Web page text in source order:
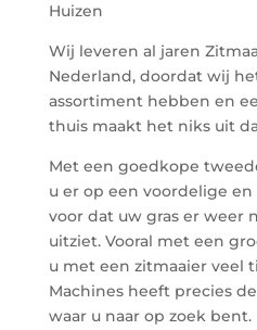
Huizen
Wij leveren al jaren
Nederland, doordat wij
assortiment hebben en
thuis maakt het niks uit
Met een goedkope
u er op een voordelige
voor dat uw gras er weer
uitziet. Vooral met een
u met een zitmaaier veel
Machines heeft precies
waar u naar op zoek